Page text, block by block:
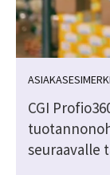
CGI
seuraavalle